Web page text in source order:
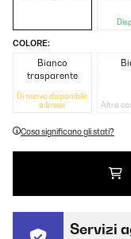
COLORE:
Bianco
trasparente
Di nuovo disponibile
a breve
Altra
Cosa significano gli stati?
Servizi